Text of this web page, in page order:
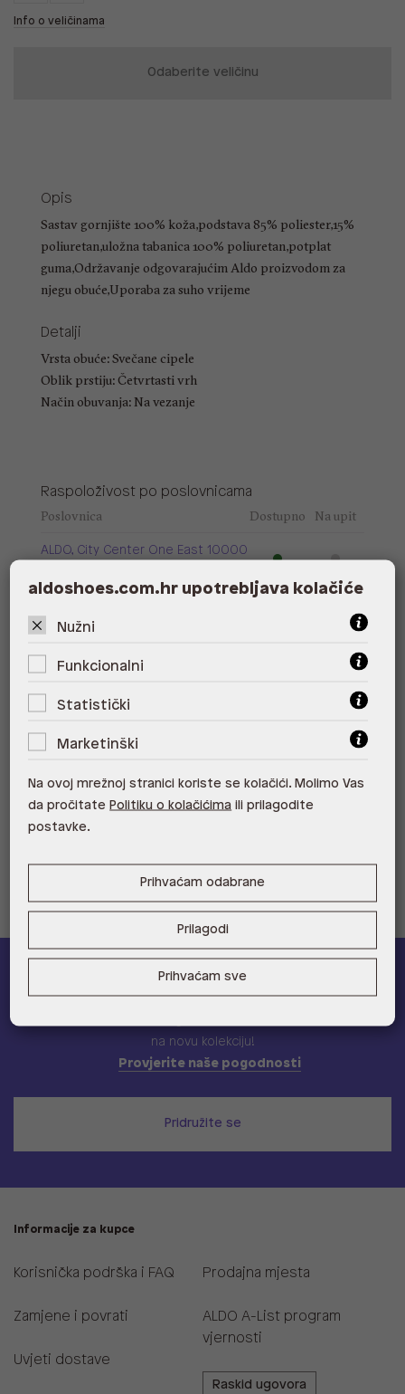
Info o veličinama
Odaberite veličinu
Opis
Sastav gornjište 100% koža,podstava 85% poliester,15%
poliuretan,uložna tabanica 100% poliuretan,potplat
guma,Održavanje odgovarajućim Aldo proizvodom za
njegu obuće,Uporaba za suho vrijeme
Detalji
Vrsta obuće: Svečane cipele
Oblik prstiju: Četvrtasti vrh
Način obuvanja: Na vezanje
Raspoloživost po poslovnicama
Poslovnica Dostupno Na upit
ALDO, City Center One East 10000
10000 Zagreb
ALDO, Arena Centar 10020 Zagreb
ALDO, Mall of Split Split
ALDO, City Center One Split 21000
Split
ALDO, Tower Centar 51000 Rijeka
ALDO, Supernova Zadar Zadar
ALDO A-list
na novu kolekciju!
Provjerite naše pogodnosti
Pridružite se
Informacije za kupce
Korisnička podrška i FAQ
Zamjene i povrati
Uvjeti dostave
Prodajna mjesta
ALDO A-List program
vjernosti
Raskid ugovora
aldoshoes.com.hr upotrebljava kolačiće
Nužni
Funkcionalni
Statistički
Marketinški
Na ovoj mrežnoj stranici koriste se kolačići. Molimo Vas
da pročitate Politiku o kolačićima ili prilagodite
postavke.
Prihvaćam odabrane
Prilagodi
Prihvaćam sve